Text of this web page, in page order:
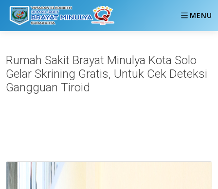
MENU
Rumah Sakit Brayat Minulya Kota Solo
Gelar Skrining Gratis, Untuk Cek Deteksi
Gangguan Tiroid